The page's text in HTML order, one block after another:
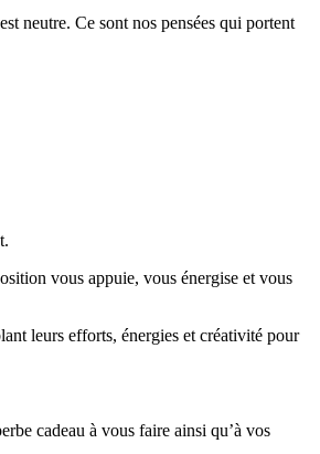
neutre. Ce sont nos pensées qui portent
vous appuie, vous énergise et vous
leurs efforts, énergies et créativité pour
cadeau à vous faire ainsi qu’à vos